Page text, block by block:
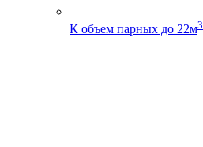
К объем парных до 22м3